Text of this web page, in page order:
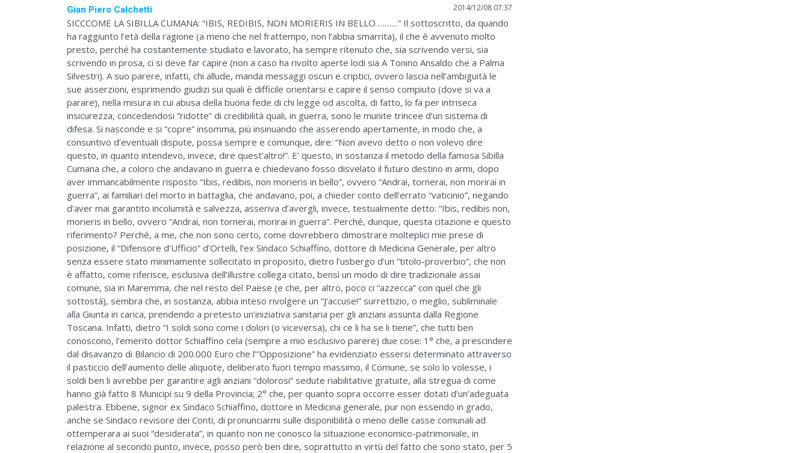
Gian Piero Calchetti 2014/12/08 07:37
SICCCOME LA SIBILLA CUMANA: “IBIS, REDIBIS, NON MORIERIS IN BELLO ………” Il sottoscritto, da quando
ha raggiunto l’età della ragione (a meno che nel frattempo, non l’abbia smarrita), il che è avvenuto molto
presto, perché ha costantemente studiato e lavorato, ha sempre ritenuto che, sia scrivendo versi, sia
scrivendo in prosa, ci si deve far capire (non a caso ha rivolto aperte lodi sia A Tonino Ansaldo che a Palma
Silvestri). A suo parere, infatti, chi allude, manda messaggi oscuri e criptici, ovvero lascia nell’ambiguità le
sue asserzioni, esprimendo giudizi sui quali è difficile orientarsi e capire il senso compiuto (dove si va a
parare), nella misura in cui abusa della buona fede di chi legge od ascolta, di fatto, lo fa per intriseca
insicurezza, concedendosi “ridotte” di credibilità quali, in guerra, sono le munite trincee d’un sistema di
difesa. Si nasconde e si “copre” insomma, più insinuando che asserendo apertamente, in modo che, a
consuntivo d’eventuali dispute, possa sempre e comunque, dire: “Non avevo detto o non volevo dire
questo, in quanto intendevo, invece, dire quest’altro!”. E’ questo, in sostanza il metodo della famosa Sibilla
Cumana che, a coloro che andavano in guerra e chiedevano fosso disvelato il futuro destino in armi, dopo
aver immancabilmente risposto “Ibis, redibis, non morieris in bello”, ovvero “Andrai, tornerai, non morirai in
guerra”, ai familiari del morto in battaglia, che andavano, poi, a chieder conto dell’errato “vaticinio”, negando
d’aver mai garantito incolumità e salvezza, asseriva d’avergli, invece, testualmente detto: “Ibis, redibis non,
morieris in bello, ovvero “Andrai, non tornerai, morirai in guerra”. Perché, dunque, questa citazione e questo
riferimento? Perché, a me, che non sono certo, come dovrebbero dimostrare molteplici mie prese di
posizione, il “Difensore d’Ufficio” d’Ortelli, l’ex Sindaco Schiaffino, dottore di Medicina Generale, per altro
senza essere stato minimamente sollecitato in proposito, dietro l’usbergo d’un “titolo-proverbio”, che non
è affatto, come riferisce, esclusiva dell’illustre collega citato, bensì un modo di dire tradizionale assai
comune, sia in Maremma, che nel resto del Paese (e che, per altro, poco ci “azzecca” con quel che gli
sottostà), sembra che, in sostanza, abbia inteso rivolgere un “J’accuse!” surrettizio, o meglio, subliminale
alla Giunta in carica, prendendo a pretesto un’iniziativa sanitaria per gli anziani assunta dalla Regione
Toscana. Infatti, dietro “I soldi sono come i dolori (o viceversa), chi ce li ha se li tiene”, che tutti ben
conoscono, l’emerito dottor Schiaffino cela (sempre a mio esclusivo parere) due cose: 1° che, a prescindere
dal disavanzo di Bilancio di 200.000 Euro che l’”Opposizione” ha evidenziato essersi determinato attraverso
il pasticcio dell’aumento delle aliquote, deliberato fuori tempo massimo, il Comune, se solo lo volesse, i
soldi ben li avrebbe per garantire agli anziani “dolorosi” sedute riabilitative gratuite, alla stregua di come
hanno già fatto 8 Municipi su 9 della Provincia; 2° che, per quanto sopra occorre esser dotati d’un’adeguata
palestra. Ebbene, signor ex Sindaco Schiaffino, dottore in Medicina generale, pur non essendo in grado,
anche se Sindaco revisore dei Conti, di pronunciarmi sulle disponibilità o meno delle casse comunali ad
ottemperara ai suoi “desiderata”, in quanto non ne conosco la situazione economico-patrimoniale, in
relazione al secondo punto, invece, posso però ben dire, soprattutto in virtù del fatto che sono stato, per 5